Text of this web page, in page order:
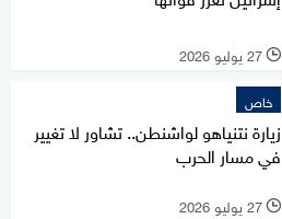
l 27 يوليو 2026
خاص
زيارة نتنياهو لواشنطن.. تشاور لا تغيير
في مسار الحرب
l 27 يوليو 2026